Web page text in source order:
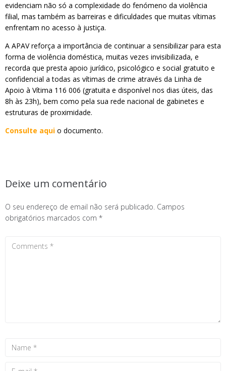
evidenciam não só a complexidade do fenómeno da violência
filial, mas também as barreiras e dificuldades que muitas vítimas
enfrentam no acesso à justiça.
A APAV reforça a importância de continuar a sensibilizar para esta
forma de violência doméstica, muitas vezes invisibilizada, e
recorda que presta apoio jurídico, psicológico e social gratuito e
confidencial a todas as vítimas de crime através da Linha de
Apoio à Vítima 116 006 (gratuita e disponível nos dias úteis, das
8h às 23h), bem como pela sua rede nacional de gabinetes e
estruturas de proximidade.
Consulte aqui o documento.
Deixe um comentário
O seu endereço de email não será publicado. Campos
obrigatórios marcados com *